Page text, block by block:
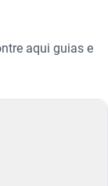
aqui guias e